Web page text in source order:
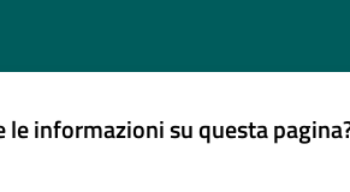
le informazioni su questa